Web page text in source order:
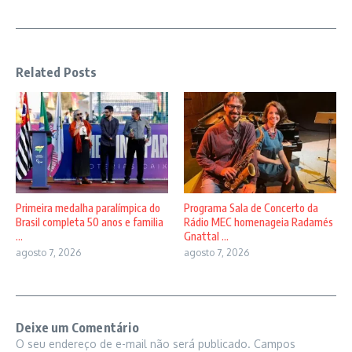
Related Posts
Primeira medalha paralímpica do
Brasil completa 50 anos e familia
...
agosto 7, 2026
Programa Sala de Concerto da
Rádio MEC homenageia Radamés
Gnattal ...
agosto 7, 2026
Deixe um Comentário
O seu endereço de e-mail não será publicado. Campos